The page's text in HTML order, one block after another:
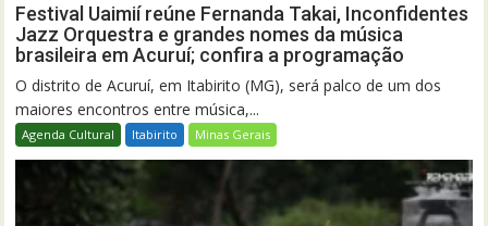
Festival Uaimií reúne Fernanda Takai, Inconfidentes
Jazz Orquestra e grandes nomes da música
brasileira em Acuruí; confira a programação
O distrito de Acuruí, em Itabirito (MG), será palco de um dos
maiores encontros entre música,...
Agenda Cultural Itabirito Minas Gerais